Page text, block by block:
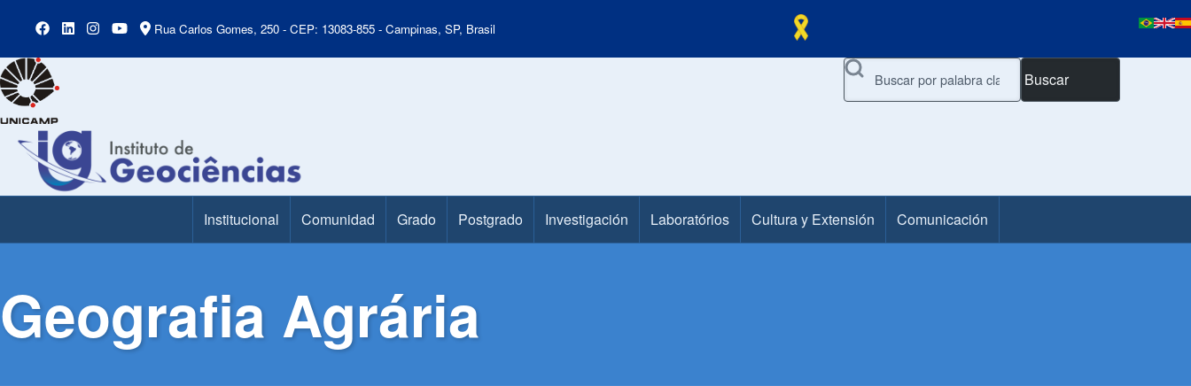
Rua Carlos Gomes, 250 - CEP: 13083-855 - Campinas, SP, Brasil
Buscar
Main Menu Institucional Comunidad Grado Postgrado Investigación Laboratórios Cultura y Extensión Comunicación
Geografia Agrária